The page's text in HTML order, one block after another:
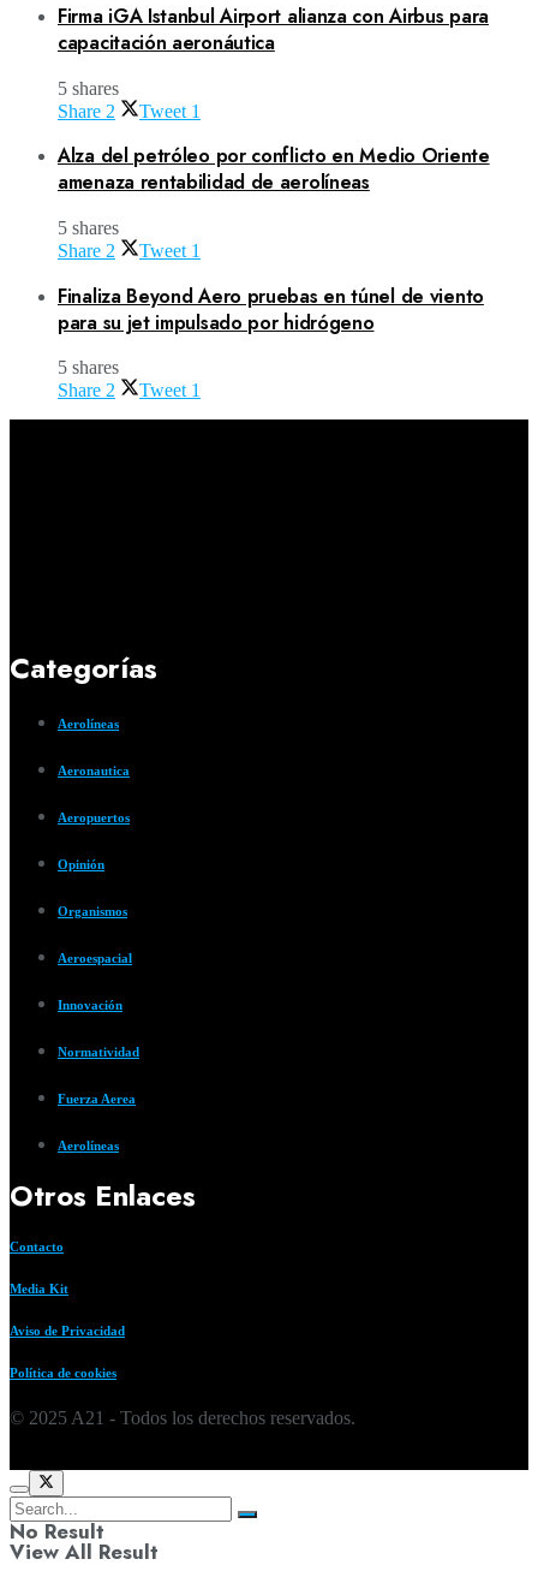
Firma iGA Istanbul Airport alianza con Airbus para
capacitación aeronáutica
5 shares
Share 2 Tweet 1
Alza del petróleo por conflicto en Medio Oriente
amenaza rentabilidad de aerolíneas
5 shares
Share 2 Tweet 1
Finaliza Beyond Aero pruebas en túnel de viento
para su jet impulsado por hidrógeno
5 shares
Share 2 Tweet 1
Categorías
Aerolíneas
Aeronautica
Aeropuertos
Opinión
Organismos
Aeroespacial
Innovación
Normatividad
Fuerza Aerea
Aerolíneas
Otros Enlaces
Contacto
Media Kit
Aviso de Privacidad
Política de cookies
© 2025 A21 - Todos los derechos reservados.
No Result
View All Result